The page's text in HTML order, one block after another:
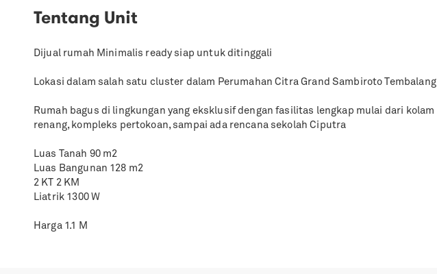
Tentang Unit
Dijual rumah Minimalis ready siap untuk ditinggali
Lokasi dalam salah satu cluster dalam Perumahan Citra Grand Sambiroto Tembalang
Rumah bagus di lingkungan yang eksklusif dengan fasilitas lengkap mulai dari kolam
renang, kompleks pertokoan, sampai ada rencana sekolah Ciputra
Luas Tanah 90 m2
Luas Bangunan 128 m2
2 KT 2 KM
Liatrik 1300 W
Harga 1.1 M